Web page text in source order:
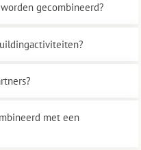
gecombineerd?
met een